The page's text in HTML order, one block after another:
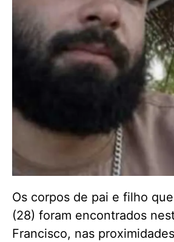
Os corpos de pai e filho
(28) foram encontrados
Francisco, nas